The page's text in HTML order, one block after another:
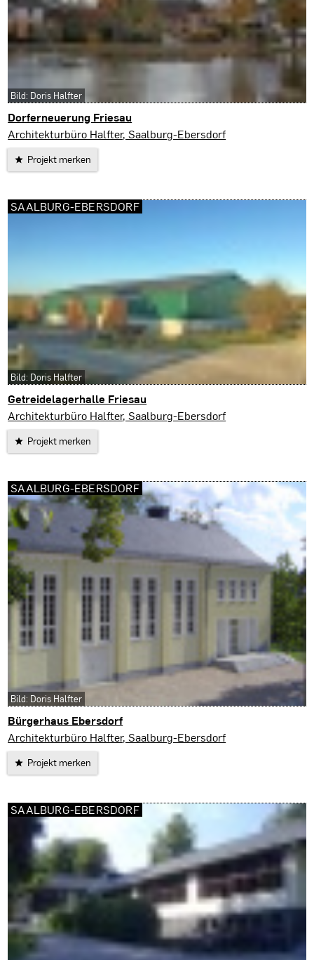
Dorferneuerung Friesau
Saalburg-Ebersdorf
Architekturbüro Halfter, Saalburg-Ebersdorf
Projekt merken
Bild: Doris Halfter
Getreidelagerhalle Friesau
Saalburg-Ebersdorf
Architekturbüro Halfter, Saalburg-Ebersdorf
Projekt merken
SAALBURG-EBERSDORF
Bild: Doris Halfter
Bürgerhaus Ebersdorf
Saalburg-Ebersdorf
Architekturbüro Halfter, Saalburg-Ebersdorf
Projekt merken
SAALBURG-EBERSDORF
Bild: Doris Halfter
SAALBURG-EBERSDORF